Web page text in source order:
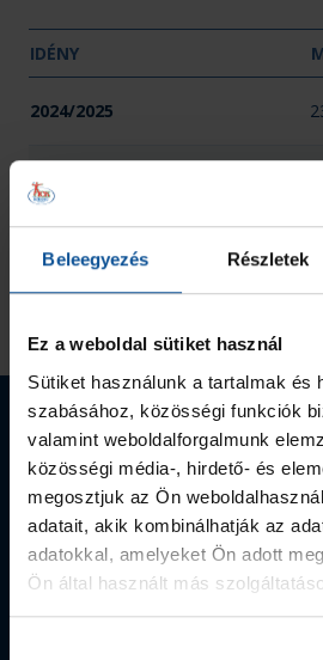
Beleegyezés Részletek
Ez a weboldal sütiket használ
Sütiket használunk a tartalmak és
szabásához, közösségi funkciók
valamint weboldalforgalmunk
közösségi média-, hirdető- és
megosztjuk az Ön
adatait, akik kombinálhatják az
adatokkal, amelyeket Ön adott
Ön által használt más
IDÉNY
2024/2025
Webshop termékek